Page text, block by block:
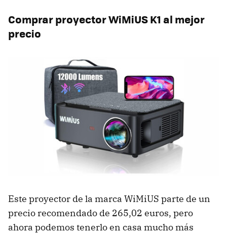
Comprar proyector WiMiUS K1 al mejor
precio
Este proyector de la marca WiMiUS parte de un
precio recomendado de 265,02 euros, pero
ahora podemos tenerlo en casa mucho más